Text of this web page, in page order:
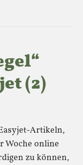
(2)
Artikeln,
Woche online
zu können,